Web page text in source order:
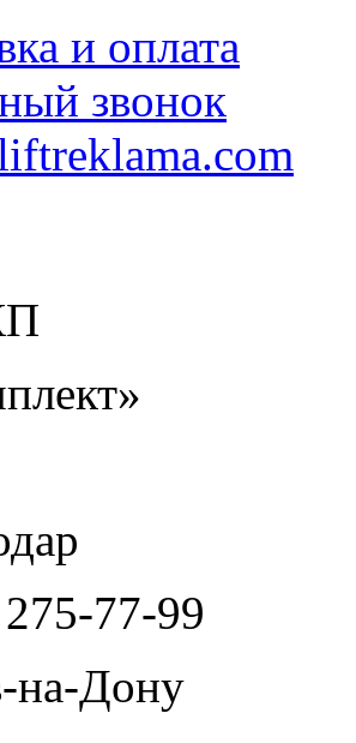
и оплата
звонок
275-77-99
на-Дону